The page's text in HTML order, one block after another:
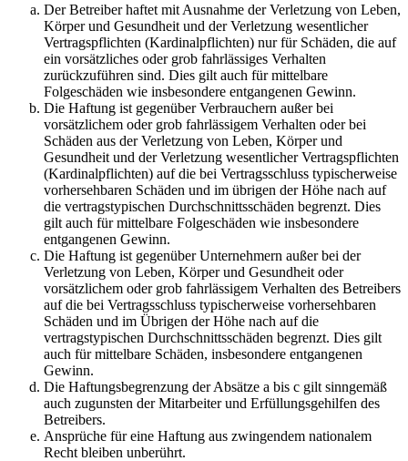
Der Betreiber haftet mit Ausnahme der Verletzung von Leben,
Körper und Gesundheit und der Verletzung wesentlicher
Vertragspflichten (Kardinalpflichten) nur für Schäden, die auf
ein vorsätzliches oder grob fahrlässiges Verhalten
zurückzuführen sind. Dies gilt auch für mittelbare
Folgeschäden wie insbesondere entgangenen Gewinn.
Die Haftung ist gegenüber Verbrauchern außer bei
vorsätzlichem oder grob fahrlässigem Verhalten oder bei
Schäden aus der Verletzung von Leben, Körper und
Gesundheit und der Verletzung wesentlicher Vertragspflichten
(Kardinalpflichten) auf die bei Vertragsschluss typischerweise
vorhersehbaren Schäden und im übrigen der Höhe nach auf
die vertragstypischen Durchschnittsschäden begrenzt. Dies
gilt auch für mittelbare Folgeschäden wie insbesondere
entgangenen Gewinn.
Die Haftung ist gegenüber Unternehmern außer bei der
Verletzung von Leben, Körper und Gesundheit oder
vorsätzlichem oder grob fahrlässigem Verhalten des Betreibers
auf die bei Vertragsschluss typischerweise vorhersehbaren
Schäden und im Übrigen der Höhe nach auf die
vertragstypischen Durchschnittsschäden begrenzt. Dies gilt
auch für mittelbare Schäden, insbesondere entgangenen
Gewinn.
Die Haftungsbegrenzung der Absätze a bis c gilt sinngemäß
auch zugunsten der Mitarbeiter und Erfüllungsgehilfen des
Betreibers.
Ansprüche für eine Haftung aus zwingendem nationalem
Recht bleiben unberührt.